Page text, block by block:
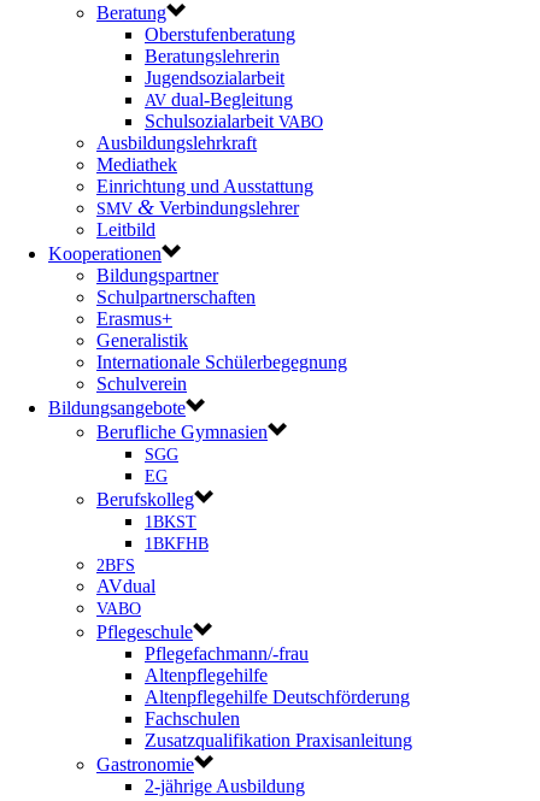
Beratung
Oberstufenberatung
Beratungslehrerin
Jugendsozialarbeit
AV dual-Begleitung
Schulsozialarbeit VABO
Ausbildungslehrkraft
Mediathek
Einrichtung und Ausstattung
SMV & Verbindungslehrer
Leitbild
Kooperationen
Bildungspartner
Schulpartnerschaften
Erasmus+
Generalistik
Internationale Schülerbegegnung
Schulverein
Bildungsangebote
Berufliche Gymnasien
SGG
EG
Berufskolleg
1BKST
1BKFHB
2BFS
AVdual
VABO
Pflegeschule
Pflegefachmann/-frau
Altenpflegehilfe
Altenpflegehilfe Deutschförderung
Fachschulen
Zusatzqualifikation Praxisanleitung
Gastronomie
2-jährige Ausbildung